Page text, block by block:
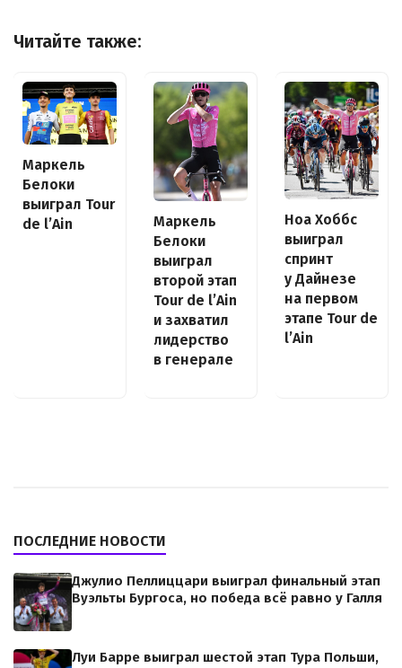
Читайте также:
Маркель
Белоки
выиграл Tour
de l’Ain
Маркель
Белоки
выиграл
второй этап
Tour de l’Ain
и захватил
лидерство
в генерале
Ноа Хоббс
выиграл
спринт
у Дайнезе
на первом
этапе Tour de
l’Ain
ПОСЛЕДНИЕ НОВОСТИ
Джулио Пеллиццари выиграл финальный этап
Вуэльты Бургоса, но победа всё равно у Галля
Луи Барре выиграл шестой этап Тура Польши,